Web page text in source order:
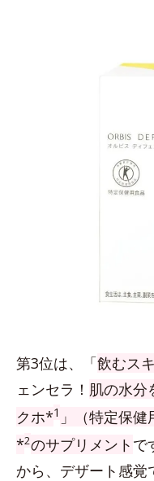
第3位は、「飲むス
ェンセラ！ 肌の水分
クホ*1 」（特定保
*2のサプリメント で
から、デザート感覚